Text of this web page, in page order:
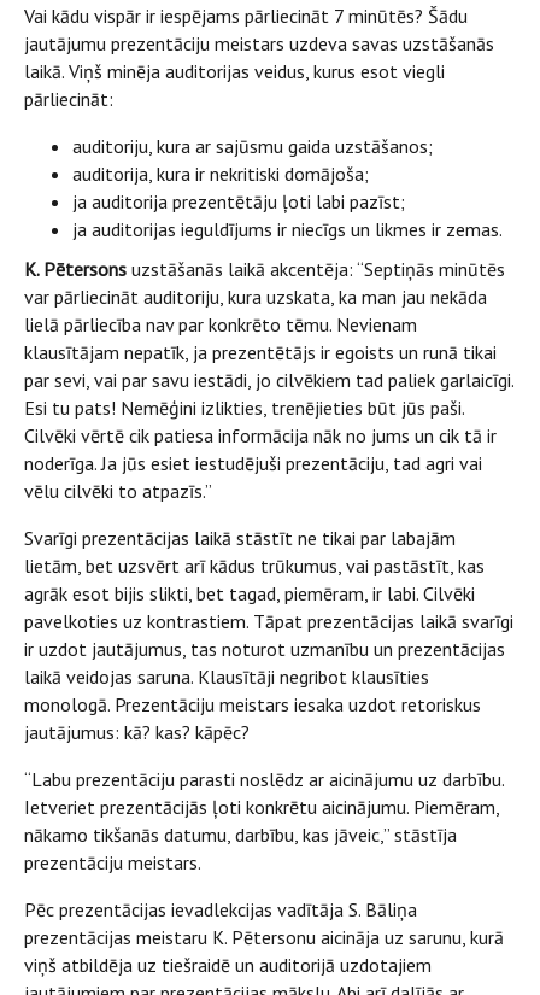
Vai kādu vispār ir iespējams pārliecināt 7 minūtēs? Šādu
jautājumu prezentāciju meistars uzdeva savas uzstāšanās
laikā. Viņš minēja auditorijas veidus, kurus esot viegli
pārliecināt:
auditoriju, kura ar sajūsmu gaida uzstāšanos;
auditorija, kura ir nekritiski domājoša;
ja auditorija prezentētāju ļoti labi pazīst;
ja auditorijas ieguldījums ir niecīgs un likmes ir zemas.
K. Pētersons uzstāšanās laikā akcentēja: “Septiņās minūtēs
var pārliecināt auditoriju, kura uzskata, ka man jau nekāda
lielā pārliecība nav par konkrēto tēmu. Nevienam
klausītājam nepatīk, ja prezentētājs ir egoists un runā tikai
par sevi, vai par savu iestādi, jo cilvēkiem tad paliek garlaicīgi.
Esi tu pats! Nemēģini izlikties, trenējieties būt jūs paši.
Cilvēki vērtē cik patiesa informācija nāk no jums un cik tā ir
noderīga. Ja jūs esiet iestudējuši prezentāciju, tad agri vai
vēlu cilvēki to atpazīs.”
Svarīgi prezentācijas laikā stāstīt ne tikai par labajām
lietām, bet uzsvērt arī kādus trūkumus, vai pastāstīt, kas
agrāk esot bijis slikti, bet tagad, piemēram, ir labi. Cilvēki
pavelkoties uz kontrastiem. Tāpat prezentācijas laikā svarīgi
ir uzdot jautājumus, tas noturot uzmanību un prezentācijas
laikā veidojas saruna. Klausītāji negribot klausīties
monologā. Prezentāciju meistars iesaka uzdot retoriskus
jautājumus: kā? kas? kāpēc?
“Labu prezentāciju parasti noslēdz ar aicinājumu uz darbību.
Ietveriet prezentācijās ļoti konkrētu aicinājumu. Piemēram,
nākamo tikšanās datumu, darbību, kas jāveic,” stāstīja
prezentāciju meistars.
Pēc prezentācijas ievadlekcijas vadītāja S. Bāliņa
prezentācijas meistaru K. Pētersonu aicināja uz sarunu, kurā
viņš atbildēja uz tiešraidē un auditorijā uzdotajiem